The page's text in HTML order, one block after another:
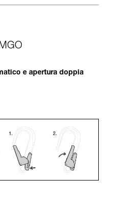
e apertura doppia